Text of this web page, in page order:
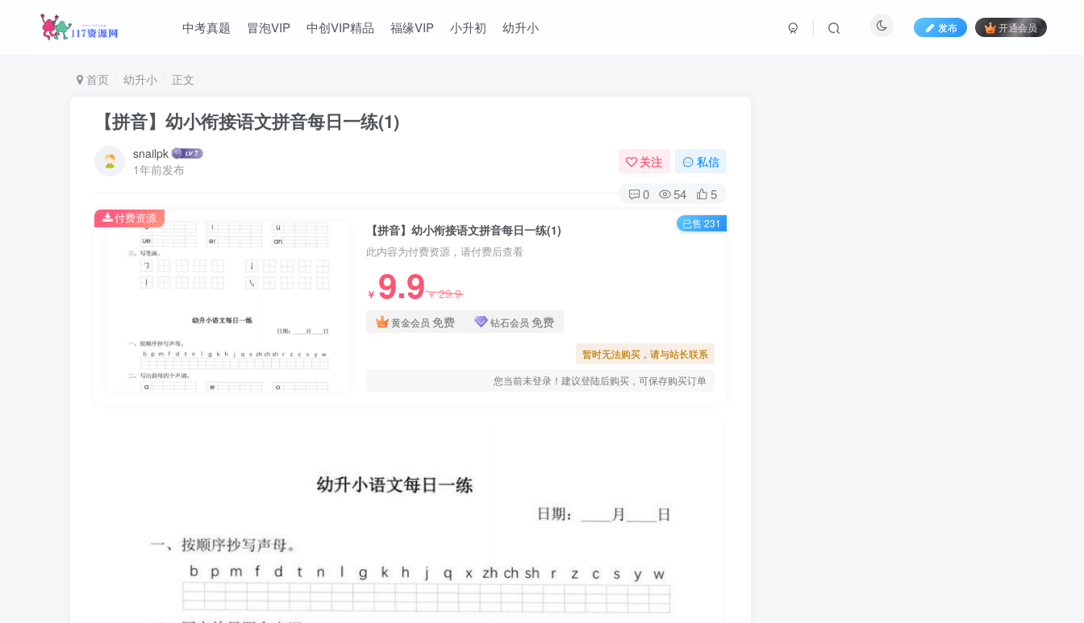
中考真题 冒泡VIP 中创VIP精品 福缘VIP 小升初 幼升小 发布 开通会员
首页 幼升小 正文
【拼音】幼小衔接语文拼音每日一练(1)
snailpk
1年前发布
关注 私信
0 54 5
【拼音】幼小衔接语文拼音每日一练(1)
此内容为付费资源，请付费后查看
￥ 9.9￥29.9
黄金会员 免费 钻石会员 免费
暂时无法购买，请与站长联系
您当前未登录！建议登陆后购买，可保存购买订单
付费资源 已售 231